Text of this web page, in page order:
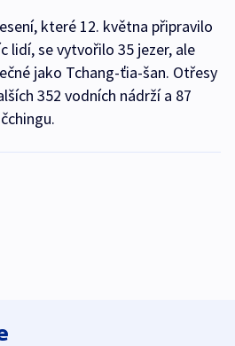
které 12. května připravilo
lidí, se vytvořilo 35 jezer, ale
jako Tchang-ťia-šan. Otřesy
352 vodních nádrží a 87